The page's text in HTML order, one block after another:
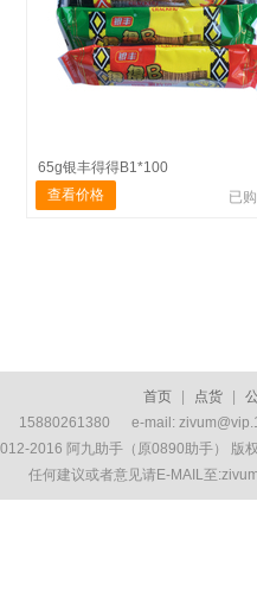
65g银丰得得B1*100
查看价格
已
首页 点货
15880261380 e-mail:
2016 阿九助手（原0890助手） 版
任何建议或者意见请E-MAIL至